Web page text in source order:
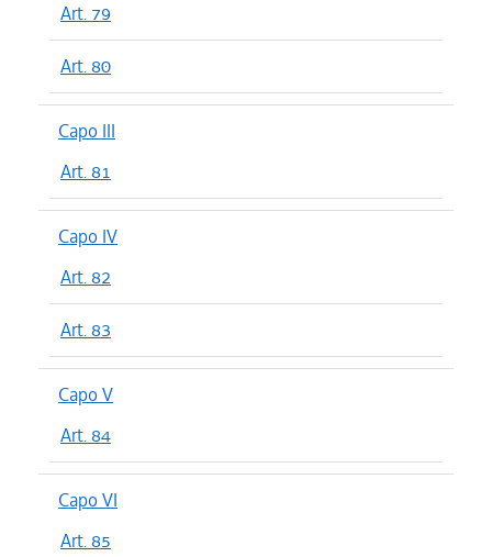
Art. 79
Art. 80
Capo III
Art. 81
Capo IV
Art. 82
Art. 83
Capo V
Art. 84
Capo VI
Art. 85